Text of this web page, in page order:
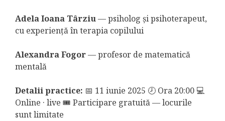
Adela Ioana Târziu— psiholog și psihoterapeut,
cu experiență în terapia copilului
Alexandra Fogor— profesor de matematică
mentală
Detalii practice: 📅 11 iunie 2025 🕗 Ora 20:00 💻
Online · live 🎟 Participare gratuită — locurile
sunt limitate